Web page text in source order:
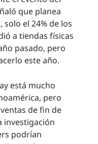
que planea
el 24% de los
a tiendas físicas
pasado, pero
este año.
está mucho
pero
de fin de
investigación
podrían